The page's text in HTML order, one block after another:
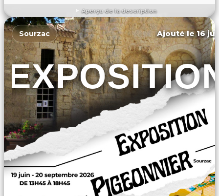
Aperçu de la description
DÉCOUVRIR L'ÉVÉNEMENT
Sourzac Ajouté le 16